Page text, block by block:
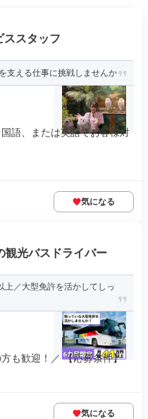
ススタッフ
支える仕事に挑戦しませんか
語、または英語でお客様対
気になる
光バスドライバー
上／大型免許を活かしてしっ
も歓迎！／ 【応募条件】
気になる